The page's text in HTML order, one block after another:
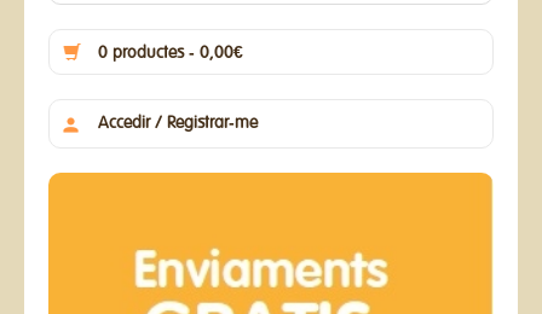
0 productes - 0,00€
Accedir / Registrar-me